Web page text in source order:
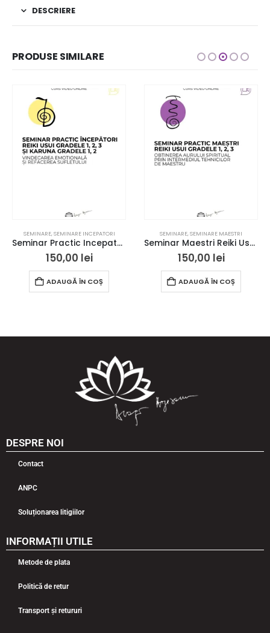
DESCRIERE
PRODUSE SIMILARE
SEMINARE,SEMINARE INCEPATORI
Seminar Practic Incepatori – Reiki Usui gradele 1, 2, 3 si Karuna gradele 1, 2 – Bucuresti – acces online
150,00 lei
ADAUGĂ ÎN COȘ
SEMINARE,SEMINARE MAESTRI
Seminar Maestri Reiki Usui – Bucuresti – acces online
150,00 lei
ADAUGĂ ÎN COȘ
DESPRE NOI
Contact
ANPC
Soluționarea litigiilor
INFORMAȚII UTILE
Metode de plata
Politică de retur
Transport și retururi